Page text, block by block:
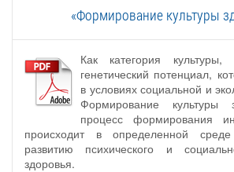
«Формирование культуры
Как категория
генетический потенциал,
в условиях социальной и
Формирование
процесс формирования
происходит в определенной
развитию психического и
здоровья.